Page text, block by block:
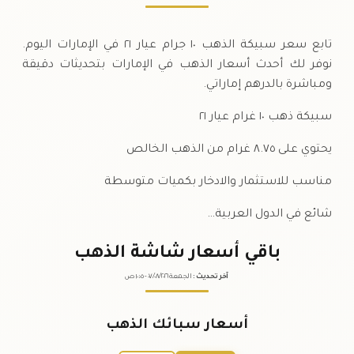
تابع سعر سبيكة الذهب ١٠ جرام عيار ٢١ في الإمارات اليوم.
نوفر لك أحدث أسعار الذهب في الإمارات بتحديثات دقيقة
ومباشرة بالدرهم إماراتي.
سبيكة ذهب ١٠ غرام عيار ٢١
يحتوي على ٨.٧٥ غرام من الذهب الخالص
مناسب للاستثمار والادخار بكميات متوسطة
شائع في الدول العربية…
باقي أسعار شاشة الذهب
آخر تحديث : الجمعة ٠٧ /٠٨/٢٠٢٦ - ١٠:٠٥ ص
أسعار سبائك الذهب